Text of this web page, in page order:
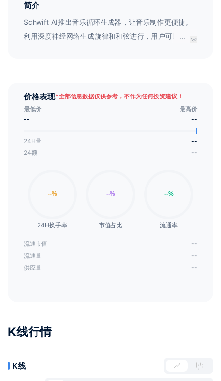
简介
Schwift AI推出音乐循环生成器，让音乐制作更便捷。
利用深度神经网络生成旋律和和弦进行，用户可以灵活
...
价格表现*全部信息数据仅供参考，不作为任何投资建议！
最低价
最高价
--
--
24H量
--
24额
--
24H换手率 市值占比 流通率
流通市值
--
流通量
--
供应量
--
K线行情
K线